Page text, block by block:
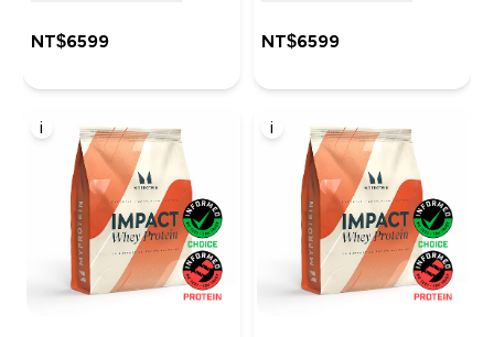
NT$6599‎ NT$6599‎
i i